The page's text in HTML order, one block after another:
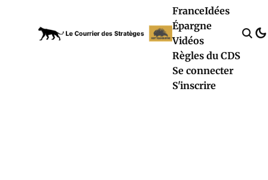
FranceIdées
Épargne
Vidéos
Règles du CDS
Se connecter
S'inscrire